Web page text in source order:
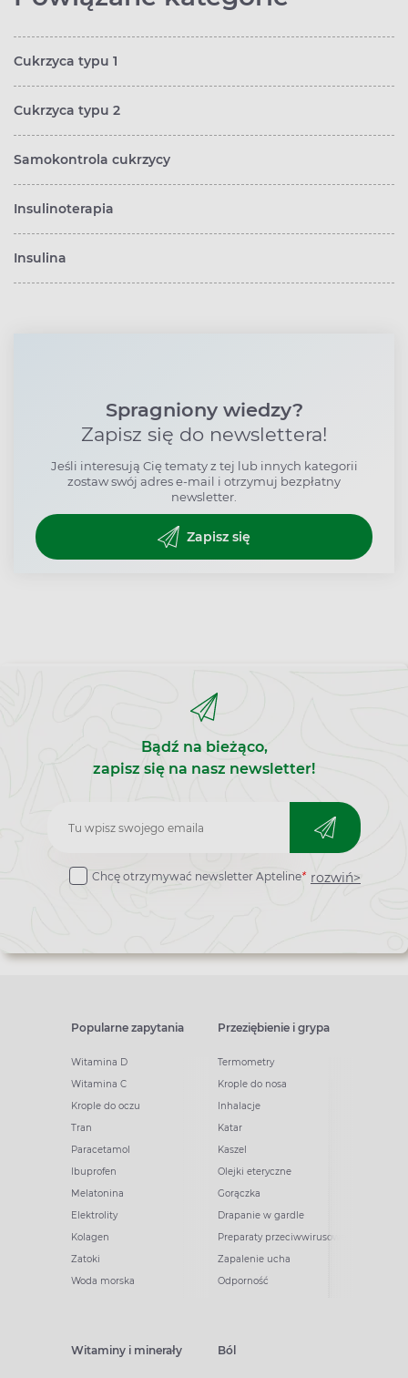
Cukrzyca typu 1
Cukrzyca typu 2
Samokontrola cukrzycy
Insulinoterapia
Insulina
Spragniony wiedzy?
Zapisz się do newslettera!
Jeśli interesują Cię tematy z tej lub innych kategorii
zostaw swój adres e-mail i otrzymuj bezpłatny
newsletter.
Zapisz się
Bądź na bieżąco,
zapisz się na nasz newsletter!
Zapisz
do
Chcę otrzymywać newsletter Apteline* rozwiń>
Popularne zapytania
Witamina D
Witamina C
Krople do oczu
Tran
Paracetamol
Ibuprofen
Melatonina
Elektrolity
Kolagen
Zatoki
Woda morska
Przeziębienie i grypa
Termometry
Krople do nosa
Inhalacje
Katar
Kaszel
Olejki eteryczne
Gorączka
Drapanie w gardle
Preparaty przeciwwirusowe
Zapalenie ucha
Odporność
Witaminy i minerały Ból